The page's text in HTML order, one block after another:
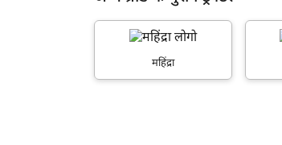
बीरभूम
2002
2000
महिंद्रा